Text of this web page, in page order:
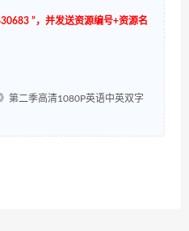
”，并发送资源编号+资源名
第二季高清1080P英语中英双字